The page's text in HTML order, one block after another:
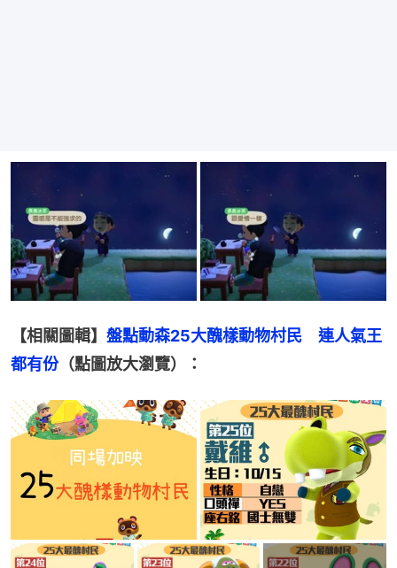
【相關圖輯】 盤點動森25大醜樣動物村民　連人氣王
都有份（點圖放大瀏覽）：